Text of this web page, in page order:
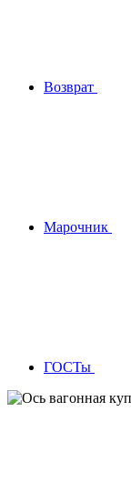
Возврат
Марочник
ГОСТы